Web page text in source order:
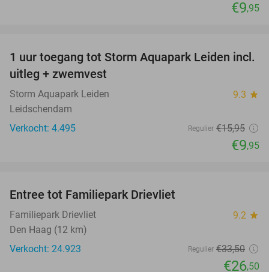
€9,95
38%
1 uur toegang tot Storm Aquapark Leiden incl.
uitleg + zwemvest
Storm Aquapark Leiden 9.3 star
Leidschendam
Verkocht: 4.495
Regulier €15,95
€9,95
Entree tot Familiepark Drievliet
Familiepark Drievliet 9.2 star
Den Haag (12 km)
Verkocht: 24.923
Regulier €33,50
€26,50